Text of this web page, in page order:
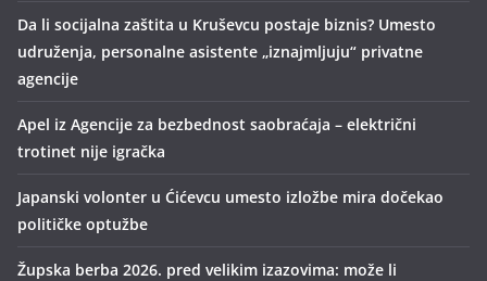
Da li socijalna zaštita u Kruševcu postaje biznis? Umesto
udruženja, personalne asistente „iznajmljuju“ privatne
agencije
Apel iz Agencije za bezbednost saobraćaja – električni
trotinet nije igračka
Japanski volonter u Ćićevcu umesto izložbe mira dočekao
političke optužbe
Župska berba 2026. pred velikim izazovima: može li